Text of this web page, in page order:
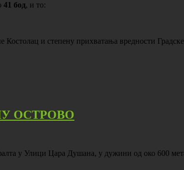
41 бод, и то:
и степену прихватања вредности
ОСТРОВО
у Улици Цара Душана, у дужини од око 600